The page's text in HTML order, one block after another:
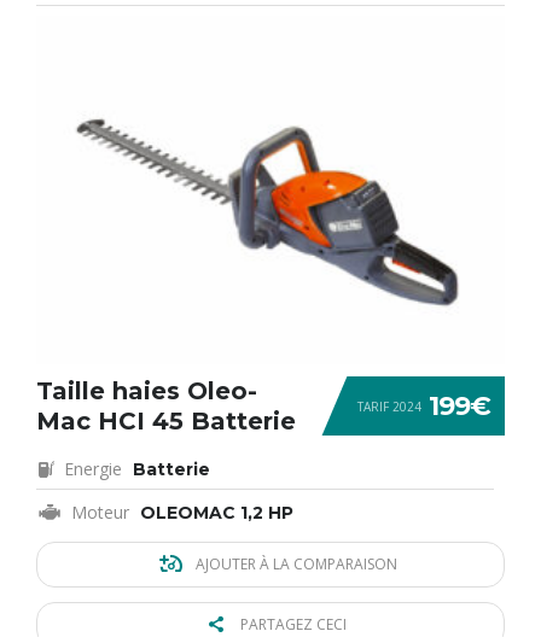
TARIF 2024 199€
Taille haies Oleo-
Mac HCI 45 Batterie
Energie Batterie
Moteur OLEOMAC 1,2 HP
AJOUTER À LA COMPARAISON
PARTAGEZ CECI